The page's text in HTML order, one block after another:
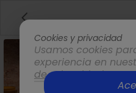
Cookies y privacidad
Usamos cookies
experiencia en
de privacidadpara